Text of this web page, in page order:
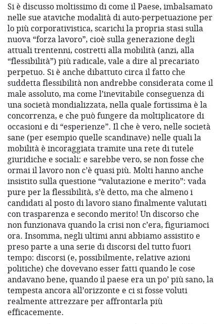
Si è discusso moltissimo di come il Paese, imbalsamato
nelle sue ataviche modalità di auto-perpetuazione per
lo più corporativistica, scarichi la propria stasi sulla
nuova “forza lavoro”, cioè sulla generazione degli
attuali trentenni, costretti alla mobilità (anzi, alla
“flessibilità”) più radicale, vale a dire al precariato
perpetuo. Si è anche dibattuto circa il fatto che
suddetta flessibilità non andrebbe considerata come il
male assoluto, ma come l’inevitabile conseguenza di
una società mondializzata, nella quale fortissima è la
concorrenza, e che può fungere da moltiplicatore di
occasioni e di “esperienze”. Il che è vero, nelle società
sane (per esempio quelle scandinave) nelle quali la
mobilità è incoraggiata tramite una rete di tutele
giuridiche e sociali: e sarebbe vero, se non fosse che
ormai il lavoro non c’è quasi più. Molti hanno anche
insistito sulla questione “valutazione e merito”: vada
pure per la flessibilità, s’è detto, ma che almeno i
candidati al posto di lavoro siano finalmente valutati
con trasparenza e secondo merito! Un discorso che
non funzionava quando la crisi non c’era, figuriamoci
ora. Insomma, negli ultimi anni abbiamo assistito e
preso parte a una serie di discorsi del tutto fuori
tempo: discorsi (e, possibilmente, relative azioni
politiche) che dovevano esser fatti quando le cose
andavano bene, quando il paese era un po’ più sano, la
tempesta ancora all’orizzonte e ci si fosse voluti
realmente attrezzare per affrontarla più
efficacemente.